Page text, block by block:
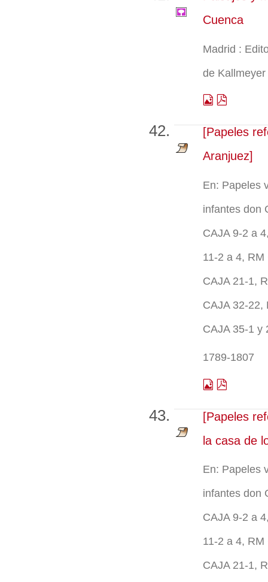
Cuenca
Madrid :
de
[Papeles
Aranjuez]
En: Papeles
infantes don
CAJA 9-2 a
11-2 a 4,
CAJA 21-1,
CAJA 32-22,
CAJA 35-1 y
1789-1807
[Papeles
la casa de
En: Papeles
infantes don
CAJA 9-2 a
11-2 a 4,
CAJA 21-1,